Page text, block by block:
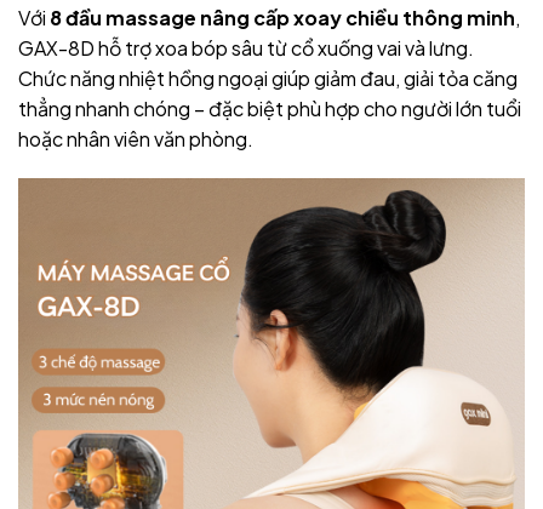
Với 8 đầu massage nâng cấp xoay chiều thông minh,
GAX-8D hỗ trợ xoa bóp sâu từ cổ xuống vai và lưng.
Chức năng nhiệt hồng ngoại giúp giảm đau, giải tỏa căng
thẳng nhanh chóng – đặc biệt phù hợp cho người lớn tuổi
hoặc nhân viên văn phòng.